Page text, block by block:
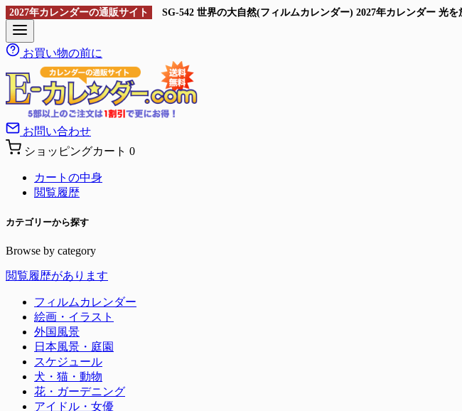
2027年カレンダーの通販サイト SG-542 世界の大自然(フィルムカレンダー) 2027年カレンダー 光
お買い物の前に
お問い合わせ
ショッピングカート 0
カートの中身
閲覧履歴
カテゴリーから探す
Browse by category
閲覧履歴があります
フィルムカレンダー
絵画・イラスト
外国風景
日本風景・庭園
スケジュール
犬・猫・動物
花・ガーデニング
アイドル・女優